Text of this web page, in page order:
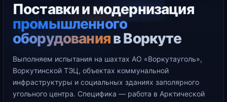
Поставки и модернизация
промышленного
оборудованияв Воркуте
Выполняем испытания на шахтах АО «Воркутауголь»,
Воркутинской ТЭЦ, объектах коммунальной
инфраструктуры и социальных зданиях заполярного
угольного центра. Специфика — работа в Арктической